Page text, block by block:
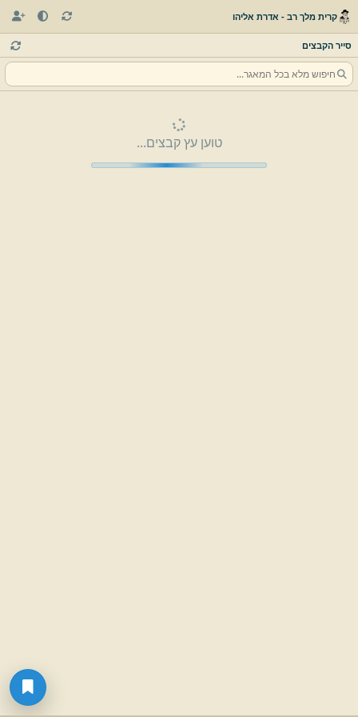
קרית מלך רב - אדרת אליהו
סייר הקבצים
טוען עץ קבצים...